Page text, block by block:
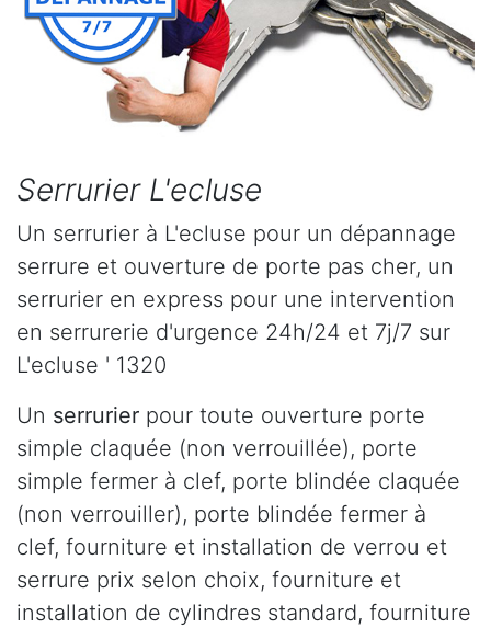
Serrurier L'ecluse
Un serrurier à L'ecluse pour un dépannage
serrure et ouverture de porte pas cher, un
serrurier en express pour une intervention
en serrurerie d'urgence 24h/24 et 7j/7 sur
L'ecluse ' 1320
Un serrurier pour toute ouverture porte
simple claquée (non verrouillée), porte
simple fermer à clef, porte blindée claquée
(non verrouiller), porte blindée fermer à
clef, fourniture et installation de verrou et
serrure prix selon choix, fourniture et
installation de cylindres standard, fourniture